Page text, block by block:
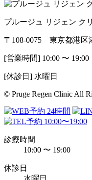
プルージュ リジェン ク
〒108-0075 東京都港区
[営業時間] 10:00 〜 19:00
[休診日] 水曜日
© Pruge Regen Clinic All
診療時間
10:00 〜 19:00
休診日
水曜日